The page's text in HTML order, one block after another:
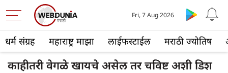
धर्म संग्रह महाराष्ट्र माझा लाईफस्टाईल मराठी ज्योतिष
Fri, 7 Aug 2026
काहीतरी वेगळे खायचे असेल तर चविष्ट अशी डिश